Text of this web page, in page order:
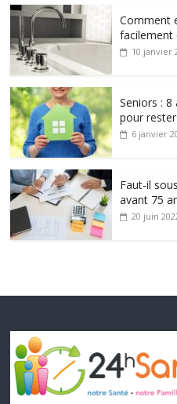
Comment
facilement
10 janvier
Seniors : 8
pour
6 janvier
Faut-il
avant 75
20 juin